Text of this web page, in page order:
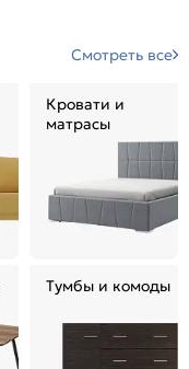
Смотреть все
Кровати и
матрасы
Тумбы и комоды